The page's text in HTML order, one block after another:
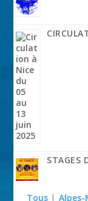
STAGES
Tous |